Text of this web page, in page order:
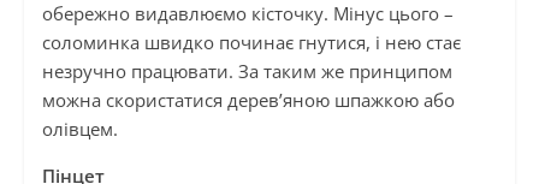
обережно видавлюємо кісточку. Мінус цього –
соломинка швидко починає гнутися, і нею стає
незручно працювати. За таким же принципом
можна скористатися дерев’яною шпажкою або
олівцем.
Пінцет